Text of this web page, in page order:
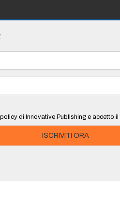
di Innovative Publishing e accetto
ISCRIVITI ORA